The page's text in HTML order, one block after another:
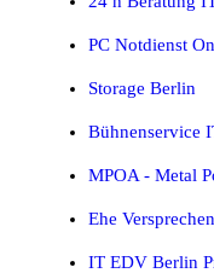
PC Notdienst
Storage Berlin
Bühnenservice
MPOA - Metal
Ehe Versprechen
IT EDV Berlin